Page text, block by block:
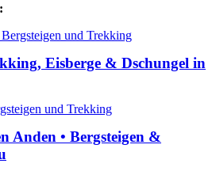
Eisberge & Dschungel in
Anden • Bergsteigen &